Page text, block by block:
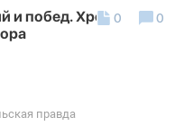
и побед. Хроника
правда
0 0